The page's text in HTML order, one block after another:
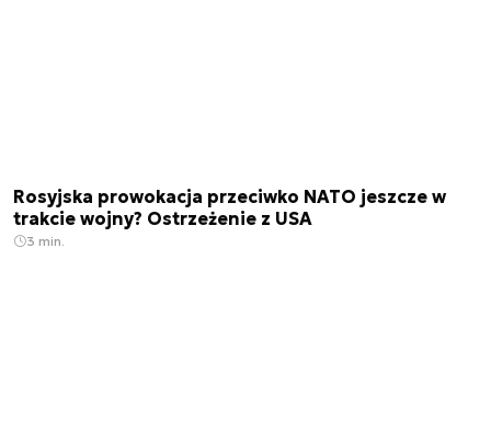
Rosyjska prowokacja przeciwko NATO jeszcze w
trakcie wojny? Ostrzeżenie z USA
3 min.